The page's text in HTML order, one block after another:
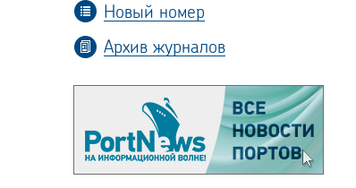
Новый номер
Архив журналов